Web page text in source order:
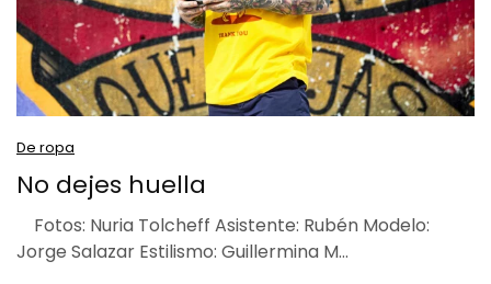
De ropa
No dejes huella
Fotos: Nuria Tolcheff Asistente: Rubén Modelo:
Jorge Salazar Estilismo: Guillermina M…